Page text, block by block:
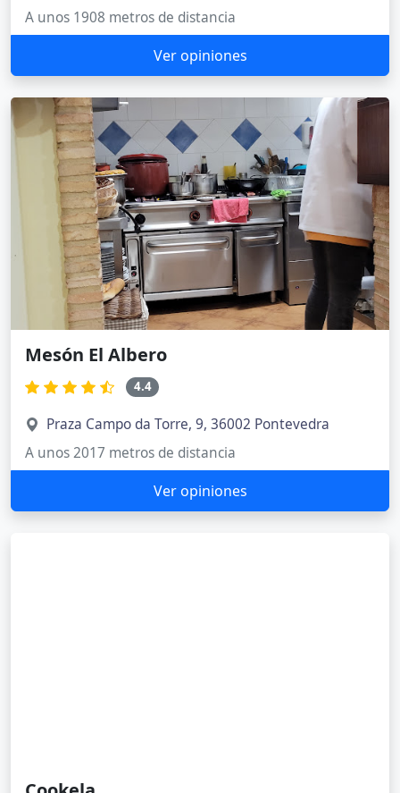
A unos 1908 metros de distancia
Ver opiniones
Mesón El Albero
4.4
Praza Campo da Torre, 9, 36002 Pontevedra
A unos 2017 metros de distancia
Ver opiniones